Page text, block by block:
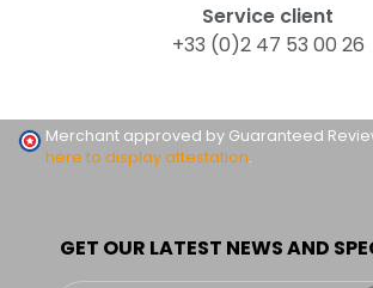
Service client
+33 (0)2 47 53 00 26
GET OUR LATEST NEWS AND
Merchant approved by Guaranteed
here to display attestation.